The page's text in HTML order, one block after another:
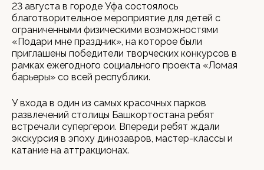
23 августа в городе Уфа состоялось
благотворительное мероприятие для детей с
ограниченными физическими возможностями
«Подари мне праздник», на которое были
приглашены победители творческих конкурсов в
рамках ежегодного социального проекта «Ломая
барьеры» со всей республики.
У входа в один из самых красочных парков
развлечений столицы Башкортостана ребят
встречали супергерои. Впереди ребят ждали
экскурсия в эпоху динозавров, мастер-классы и
катание на аттракционах.